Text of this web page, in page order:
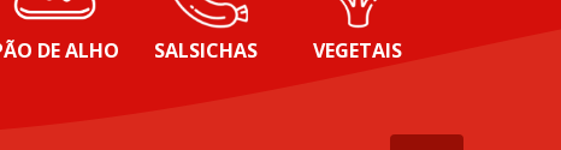
DE ALHO SALSICHAS VEGETAIS